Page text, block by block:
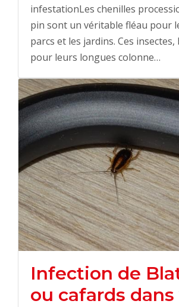
infestationLes chenilles
pin sont un véritable fléau pour
parcs et les jardins. Ces
pour leurs longues colonne…
Infection de
ou cafards